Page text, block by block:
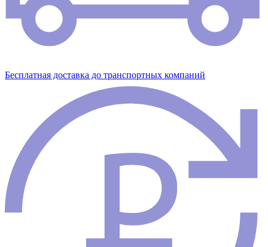
Бесплатная доставка до транспортных компаний